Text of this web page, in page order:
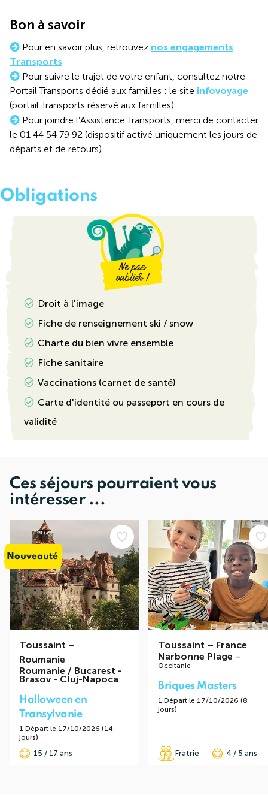
Bon à savoir
Pour en savoir plus, retrouvez nos engagements
Transports
Pour suivre le trajet de votre enfant, consultez notre
Portail Transports dédié aux familles : le site infovoyage
(portail Transports réservé aux familles) .
Pour joindre l’Assistance Transports, merci de contacter
le 01 44 54 79 92 (dispositif activé uniquement les jours de
départs et de retours)
Obligations
Droit à l'image
Fiche de renseignement ski / snow
Charte du bien vivre ensemble
Fiche sanitaire
Vaccinations (carnet de santé)
Carte d'identité ou passeport en cours de
validité
Ces séjours pourraient vous
intéresser ...
Nouveauté
Toussaint –
Roumanie
Roumanie / Bucarest -
Brasov - Cluj-Napoca
Halloween en
Transylvanie
1 Départ le 17/10/2026 (14
jours)
15 / 17 ans
Toussaint – France
Narbonne Plage –
Occitanie
Briques Masters
1 Départ le 17/10/2026 (8
jours)
Fratrie 4 / 5 ans